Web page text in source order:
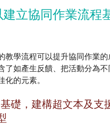
立協同作業流程
教學流程可以提升協同作業
了如產生反饋、把活動分為
的元素。
礎，建構超文本及支